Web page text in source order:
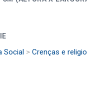
Social > Crenças e